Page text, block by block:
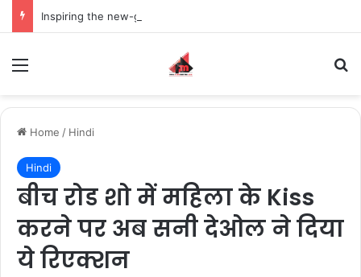
Home / Hindi
Hindi
बीच रोड शो में महिला के Kiss
करने पर अब सनी देओल ने दिया
ये रिएक्शन